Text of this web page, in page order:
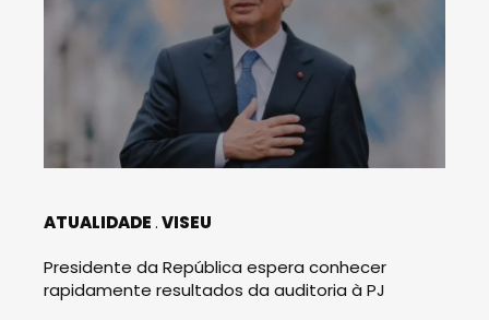
ATUALIDADE VISEU
Presidente da República espera conhecer
rapidamente resultados da auditoria à PJ